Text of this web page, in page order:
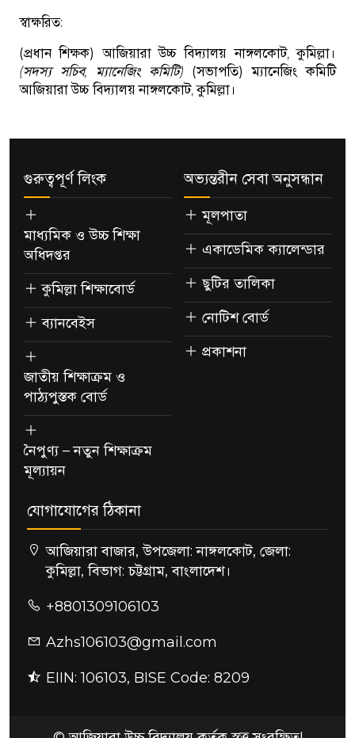
স্বাক্ষরিত:
(প্রধান শিক্ষক) আজিয়ারা উচ্চ বিদ্যালয় নাঙ্গলকোট, কুমিল্লা।
(সদস্য সচিব, ম্যানেজিং কমিটি) (সভাপতি) ম্যানেজিং কমিটি
আজিয়ারা উচ্চ বিদ্যালয় নাঙ্গলকোট, কুমিল্লা।
গুরুত্বপূর্ণ লিংক
মাধ্যমিক ও উচ্চ শিক্ষা
অধিদপ্তর
কুমিল্লা শিক্ষাবোর্ড
ব্যানবেইস
জাতীয় শিক্ষাক্রম ও
পাঠ্যপুস্তক বোর্ড
নৈপুণ্য – নতুন শিক্ষাক্রম
মূল্যায়ন
অভ্যন্তরীন সেবা অনুসন্ধান
মূলপাতা
একাডেমিক ক্যালেন্ডার
ছুটির তালিকা
নোটিশ বোর্ড
প্রকাশনা
যোগাযোগের ঠিকানা
আজিয়ারা বাজার, উপজেলা: নাঙ্গলকোট, জেলা:
কুমিল্লা, বিভাগ: চট্টগ্রাম, বাংলাদেশ।
+8801309106103
Azhs106103@gmail.com
EIIN: 106103, BISE Code: 8209